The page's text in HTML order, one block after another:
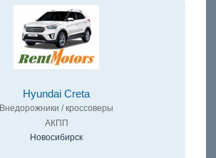
Hyundai Creta
Внедорожники / кроссоверы
АКПП
Новосибирск